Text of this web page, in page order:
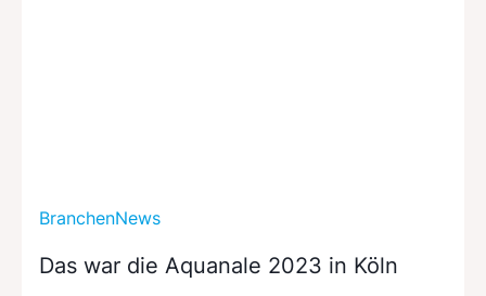
BranchenNews
Das war die Aquanale 2023 in Köln